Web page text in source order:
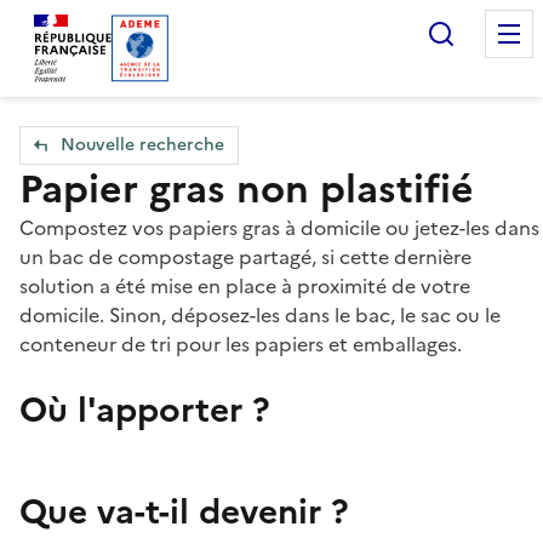
Accueil — Que Faire de mes objets & déchets
Nouvelle recherche
Papier gras non plastifié
Compostez vos papiers gras à domicile ou jetez-les dans
un bac de compostage partagé, si cette dernière
solution a été mise en place à proximité de votre
domicile. Sinon, déposez-les dans le bac, le sac ou le
conteneur de tri pour les papiers et emballages.
Où l'apporter ?
Que va-t-il devenir ?